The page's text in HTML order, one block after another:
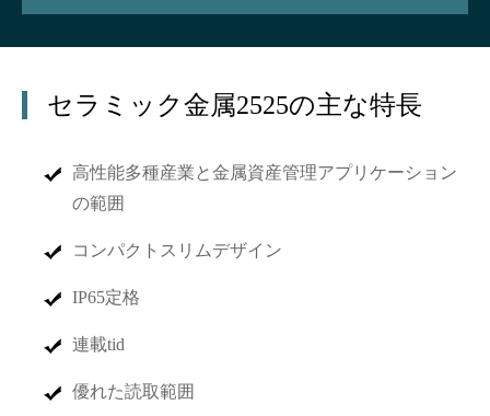
セラミック金属2525の主な特長
高性能多種産業と金属資産管理アプリケーション
の範囲
コンパクトスリムデザイン
IP65定格
連載tid
優れた読取範囲